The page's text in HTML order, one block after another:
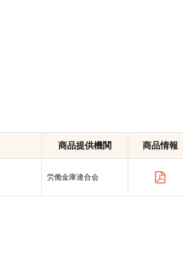
商品提供機関 商品情報
労働金庫連合会